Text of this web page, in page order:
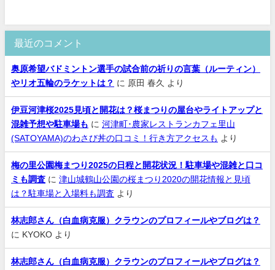
最近のコメント
奥原希望バドミントン選手の試合前の祈りの言葉（ルーティン）
やリオ五輪のラケットは？ に 原田 春久 より
伊豆河津桜2025見頃と開花は？桜まつりの屋台やライトアップと
混雑予想や駐車場も に 河津町･農家レストランカフェ里山
(SATOYAMA)のわさび丼の口コミ！行き方アクセスも
より
梅の里公園梅まつり2025の日程と開花状況！駐車場や混雑と口コ
ミも調査 に 津山城鶴山公園の桜まつり2020の開花情報と見頃
は？駐車場と入場料も調査 より
林志郎さん（白血病克服）クラウンのプロフィールやブログは？
に KYOKO より
林志郎さん（白血病克服）クラウンのプロフィールやブログは？